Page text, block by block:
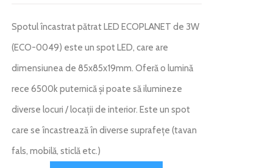
Spotul încastrat pătrat LED ECOPLANET de 3W
(ECO-0049) este un spot LED, care are
dimensiunea de 85x85x19mm. Oferă o lumină
rece 6500k puternică și poate să ilumineze
diverse locuri / locații de interior. Este un spot
care se încastrează în diverse suprafețe (tavan
fals, mobilă, sticlă etc.)